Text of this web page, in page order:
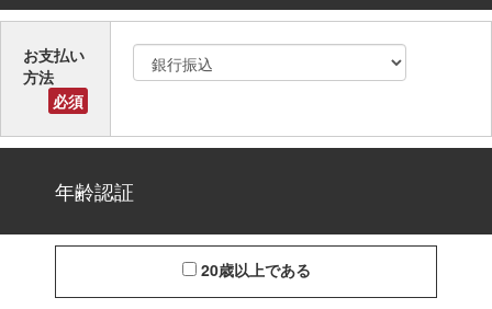
お支払い
方法
必須
年齢認証
20歳以上である